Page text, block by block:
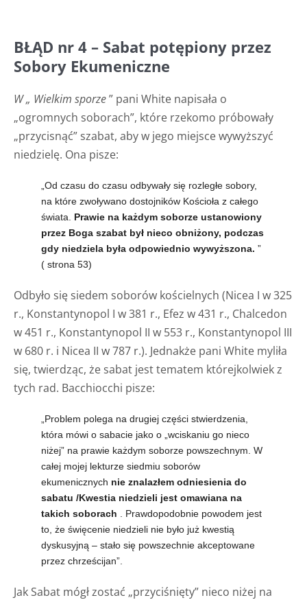
BŁĄD nr 4 – Sabat potępiony przez
Sobory Ekumeniczne
W „ Wielkim sporze” pani White napisała o
„ogromnych soborach”, które rzekomo próbowały
„przycisnąć” szabat, aby w jego miejsce wywyższyć
niedzielę. Ona pisze:
„Od czasu do czasu odbywały się rozległe sobory,
na które zwoływano dostojników Kościoła z całego
świata. Prawie na każdym soborze ustanowiony
przez Boga szabat był nieco obniżony, podczas
gdy niedziela była odpowiednio wywyższona. ”
( strona 53)
Odbyło się siedem soborów kościelnych (Nicea I w 325
r., Konstantynopol I w 381 r., Efez w 431 r., Chalcedon
w 451 r., Konstantynopol II w 553 r., Konstantynopol III
w 680 r. i Nicea II w 787 r.). Jednakże pani White myliła
się, twierdząc, że sabat jest tematem którejkolwiek z
tych rad. Bacchiocchi pisze:
„Problem polega na drugiej części stwierdzenia,
która mówi o sabacie jako o „wciskaniu go nieco
niżej” na prawie każdym soborze powszechnym. W
całej mojej lekturze siedmiu soborów
ekumenicznych nie znalazłem odniesienia do
sabatu /Kwestia niedzieli jest omawiana na
takich soborach . Prawdopodobnie powodem jest
to, że święcenie niedzieli nie było już kwestią
dyskusyjną – stało się powszechnie akceptowane
przez chrześcijan”.
Jak Sabat mógł zostać „przyciśnięty” nieco niżej na